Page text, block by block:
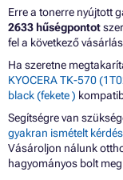
Erre a tonerre nyújtott
2633 hűségpontot
fel a következő
Ha szeretne
KYOCERA TK-570
black (fekete )
Segítségre van
gyakran ismételt
Vásároljon nálunk
hagyományos bolt